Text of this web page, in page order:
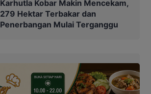
Karhutla Kobar Makin Mencekam,
279 Hektar Terbakar dan
Penerbangan Mulai Terganggu